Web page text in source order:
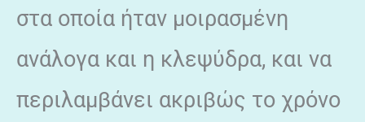
στα οποία ήταν μοιρασμένη
ανάλογα και η κλεψύδρα, και να
περιλαμβάνει ακριβώς το χρόνο